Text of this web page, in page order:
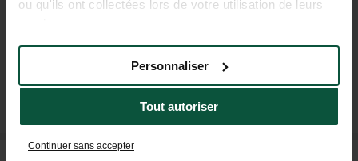
ou qu'ils ont collectées lors de votre utilisation de leurs
Tout autoriser
Personnaliser
Continuer sans accepter
ISCRIVITI ALLA NOSTRA NEWSLETTER